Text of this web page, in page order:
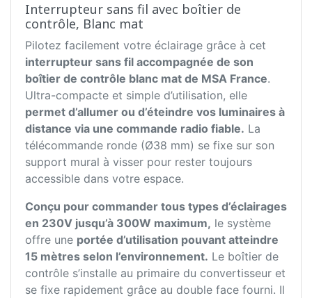
Interrupteur sans fil avec boîtier de
contrôle, Blanc mat
Pilotez facilement votre éclairage grâce à cet
interrupteur sans fil accompagnée de son
boîtier de contrôle blanc mat de MSA France.
Ultra-compacte et simple d’utilisation, elle
permet d’allumer ou d’éteindre vos luminaires à
distance via une commande radio fiable. La
télécommande ronde (Ø38 mm) se fixe sur son
support mural à visser pour rester toujours
accessible dans votre espace.
Conçu pour commander tous types d’éclairages
en 230V jusqu’à 300W maximum, le système
offre une portée d’utilisation pouvant atteindre
15 mètres selon l’environnement. Le boîtier de
contrôle s’installe au primaire du convertisseur et
se fixe rapidement grâce au double face fourni. Il